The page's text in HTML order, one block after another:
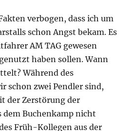
verbogen, dass ich um
schon Angst bekam. Es
AM TAG gewesen
haben sollen. Wann
Während des
schon zwei Pendler sind,
der Zerstörung der
dem Buchenkamp nicht
Früh-Kollegen aus der